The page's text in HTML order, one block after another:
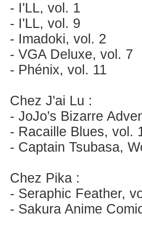
- I'LL, vol. 1
- I'LL, vol. 9
- Imadoki, vol. 2
- VGA Deluxe, vol. 7
- Phénix, vol. 11
Chez J'ai Lu :
- JoJo's Bizarre
- Racaille Blues, vol.
- Captain Tsubasa,
Chez Pika :
- Seraphic Feather,
- Sakura Anime